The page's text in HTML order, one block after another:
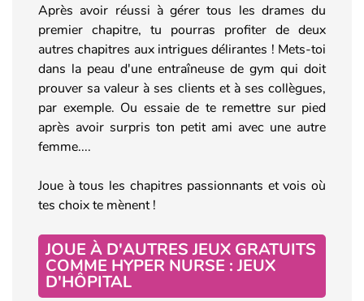
Après avoir réussi à gérer tous les drames du
premier chapitre, tu pourras profiter de deux
autres chapitres aux intrigues délirantes ! Mets-toi
dans la peau d'une entraîneuse de gym qui doit
prouver sa valeur à ses clients et à ses collègues,
par exemple. Ou essaie de te remettre sur pied
après avoir surpris ton petit ami avec une autre
femme....
Joue à tous les chapitres passionnants et vois où
tes choix te mènent !
JOUE À D'AUTRES JEUX GRATUITS
COMME HYPER NURSE : JEUX
D'HÔPITAL